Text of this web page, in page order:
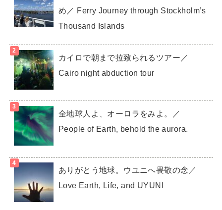
め／ Ferry Journey through Stockholm’s
Thousand Islands
カイロで朝まで拉致られるツアー／
Cairo night abduction tour
全地球人よ、オーロラをみよ。／
People of Earth, behold the aurora.
ありがとう地球。ウユニへ畏敬の念／
Love Earth, Life, and UYUNI